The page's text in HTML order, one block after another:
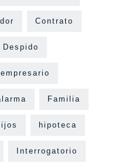
Contrato
Despido
empresario
Familia
hipoteca
Interrogatorio